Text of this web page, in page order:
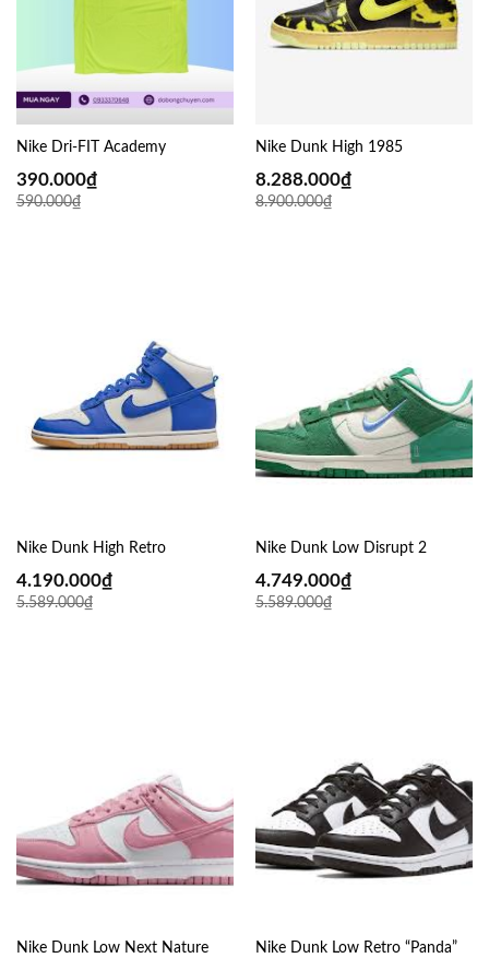
Nike Dri-FIT Academy
590.000₫
390.000₫
Nike Dunk High 1985
8.900.000₫
8.288.000₫
Nike Dunk High Retro
5.589.000₫
4.190.000₫
Nike Dunk Low Disrupt 2
5.589.000₫
4.749.000₫
Nike Dunk Low Next Nature
Nike Dunk Low Retro “Panda”